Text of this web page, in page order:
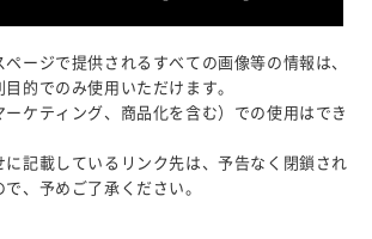
ージで提供されるすべての画像等の情報は、
的でのみ使用いただけます。
ーケティング、商品化を含む）での使用はでき
に記載しているリンク先は、予告なく閉鎖され
、予めご了承ください。